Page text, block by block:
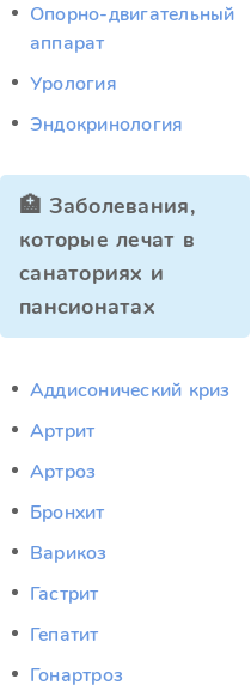
Опорно-двигательный
аппарат
Урология
Эндокринология
🏥 Заболевания,
которые лечат в
санаториях и
пансионатах
Аддисонический криз
Артрит
Артроз
Бронхит
Варикоз
Гастрит
Гепатит
Гонартроз